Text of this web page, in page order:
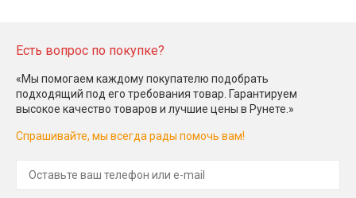
Есть вопрос по покупке?
«Мы помогаем каждому покупателю подобрать
подходящий под его требования товар. Гарантируем
высокое качество товаров и лучшие цены в Рунете.»
Спрашивайте, мы всегда рады помочь вам!